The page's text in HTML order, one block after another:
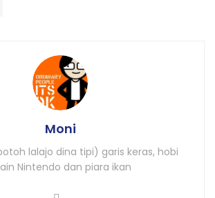
Moni
lalajo dina tipi) garis keras, hobi
Nintendo dan piara ikan